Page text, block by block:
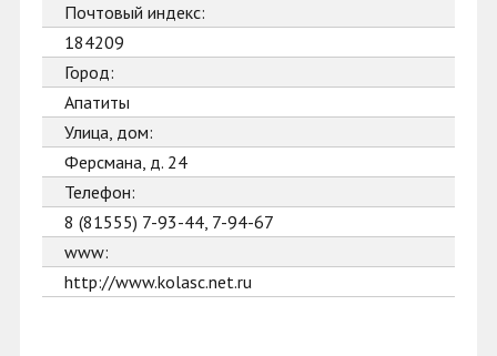
Почтовый индекс:
184209
Город:
Апатиты
Улица, дом:
Ферсмана, д. 24
Телефон:
8 (81555) 7-93-44, 7-94-67
www:
http://www.kolasc.net.ru